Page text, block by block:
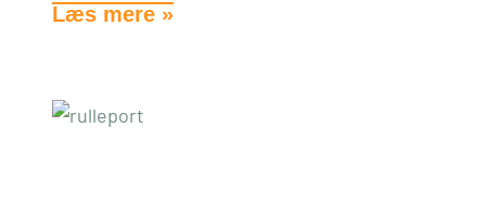
Læs mere »